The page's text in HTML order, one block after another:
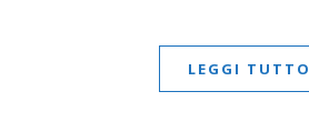
LEGGI TUTTO